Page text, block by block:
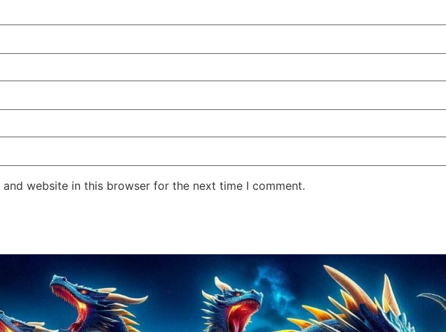
and website in this browser for the next time I comment.